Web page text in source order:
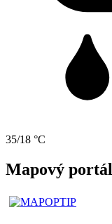
35/18 °C
Mapový portál